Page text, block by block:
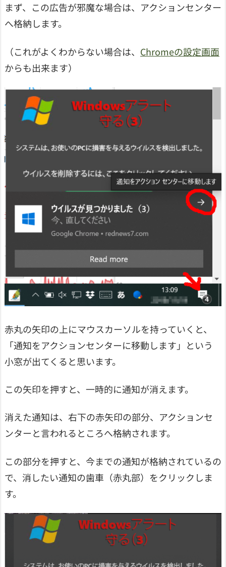
まず、この広告が邪魔な場合は、アクションセンター
へ格納します。
（これがよくわからない場合は、 Chromeの設定画面
からも出来ます）
赤丸の矢印の上にマウスカーソルを持っていくと、
「通知をアクションセンターに移動します」という
小窓が出てくると思います。
この矢印を押すと、一時的に通知が消えます。
消えた通知は、右下の赤矢印の部分、アクションセ
ンターと言われるところへ格納されます。
この部分を押すと、今までの通知が格納されているの
で、消したい通知の歯車（赤丸部）をクリックしま
す。